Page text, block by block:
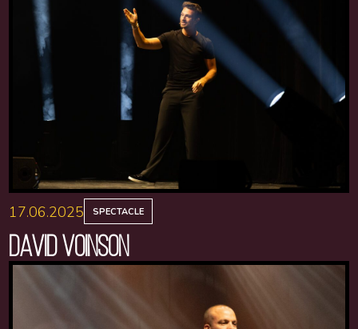
17.06.2025 SPECTACLE
DAVID VOINSON